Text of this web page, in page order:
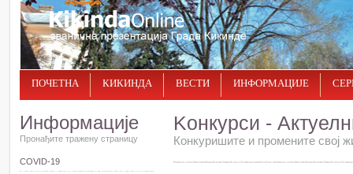
ПОЧЕТНА КИКИНДА ВЕСТИ ИНФОРМАЦИЈЕ
Информације
Пронађите тражену страницу
COVID-19
Kонкурси -
Конкуришите и промените свој